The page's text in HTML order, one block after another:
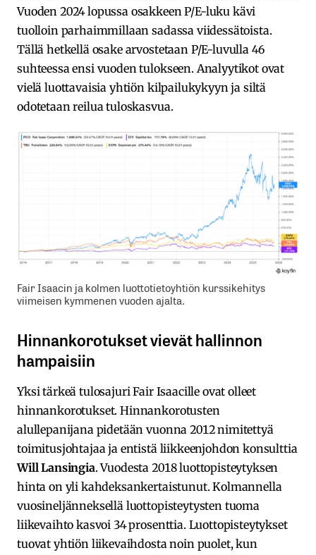
Vuoden 2024 lopussa osakkeen P/E-luku kävi
tuolloin parhaimmillaan sadassa viidessätoista.
Tällä hetkellä osake arvostetaan P/E-luvulla 46
suhteessa ensi vuoden tulokseen. Analyytikot ovat
vielä luottavaisia yhtiön kilpailukykyyn ja siltä
odotetaan reilua tuloskasvua.
Fair Isaacin ja kolmen luottotietoyhtiön kurssikehitys
viimeisen kymmenen vuoden ajalta.
Hinnankorotukset vievät hallinnon
hampaisiin
Yksi tärkeä tulosajuri Fair Isaacille ovat olleet
hinnankorotukset. Hinnankorotusten
alullepanijana pidetään vuonna 2012 nimitettyä
toimitusjohtajaa ja entistä liikkeenjohdon konsulttia
Will Lansingia. Vuodesta 2018 luottopisteytyksen
hinta on yli kahdeksankertaistunut. Kolmannella
vuosineljänneksellä luottopisteytysten tuoma
liikevaihto kasvoi 34 prosenttia. Luottopisteytykset
tuovat yhtiön liikevaihdosta noin puolet, kun